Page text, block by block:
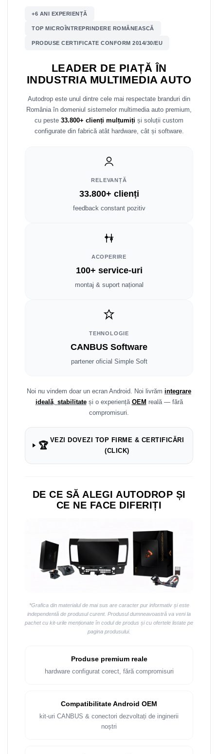
Honda
Dodge
Navigații auto universale
Navigații universale 2DIN
Navigații universale 1DIN
Rame adaptoare auto
Rame adaptoare Ford
Rame adaptoare M-Benz
Rame adaptoare Skoda
Rame adaptoare Audi
Rame adaptoare Seat
+6 ANI EXPERIENȚĂ
TOP MICROÎNTREPRINDERE ROMÂNEASCĂ
PRODUSE CERTIFICATE CONFORM 2014/30/EU
LEADER DE PIAȚĂ ÎN
INDUSTRIA MULTIMEDIA AUTO
Autodrop este unul dintre cele mai respectate branduri din
România în domeniul sistemelor multimedia auto premium,
cu peste 33.800+ clienți mulțumiți și soluții custom
configurate din fabrică atât hardware, cât și software.
RELEVANȚĂ
33.800+ clienți
feedback constant pozitiv
ACOPERIRE
100+ service-uri
montaj & suport național
TEHNOLOGIE
CANBUS Software
partener oficial Simple Soft
Noi nu vindem doar un ecran Android. Noi livrăm integrare
ideală, stabilitateși o experiență OEM reală — fără
compromisuri.
🏆
VEZI DOVEZI TOP FIRME & CERTIFICĂRI
(CLICK)
DE CE SĂ ALEGI AUTODROP ȘI
CE NE FACE DIFERIȚI
*Grafica din materialul de mai sus are caracter pur informativ și este
independentă de produsul curent. Produsul dumneavoastră va veni la
pachet cu kit-urile menționate în codul de produs și cu ofertele listate pe
pagina produsului.
Produse premium reale
hardware configurat corect, fără compromisuri
Compatibilitate Android OEM
kit-uri CANBUS & conectori dezvoltați de inginerii
noștri